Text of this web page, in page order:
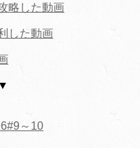
略した動画
した動画
～10